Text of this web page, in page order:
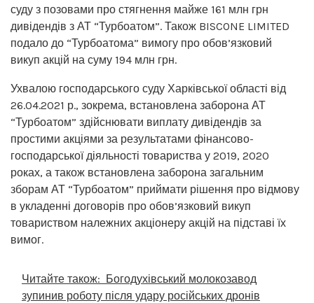
суду з позовами про стягнення майже 161 млн грн
дивідендів з АТ “Турбоатом”. Також BISCONE LIMITED
подало до “Турбоатома” вимогу про обов’язковий
викуп акцій на суму 194 млн грн.
Ухвалою господарського суду Харківської області від
26.04.2021 р., зокрема, встановлена заборона АТ
“Турбоатом” здійснювати виплату дивідендів за
простими акціями за результатами фінансово-
господарської діяльності товариства у 2019, 2020
роках, а також встановлена заборона загальним
зборам АТ “Турбоатом” приймати рішення про відмову
в укладенні договорів про обов’язковий викуп
товариством належних акціонеру акцій на підставі їх
вимог.
Читайте також: Богодухівський молокозавод
зупинив роботу після удару російських дронів